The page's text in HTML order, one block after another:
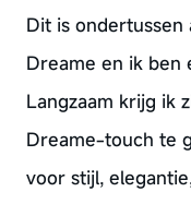
Dit is
Dreame en ik ben
Langzaam krijg ik
Dreame-touch te
voor stijl,